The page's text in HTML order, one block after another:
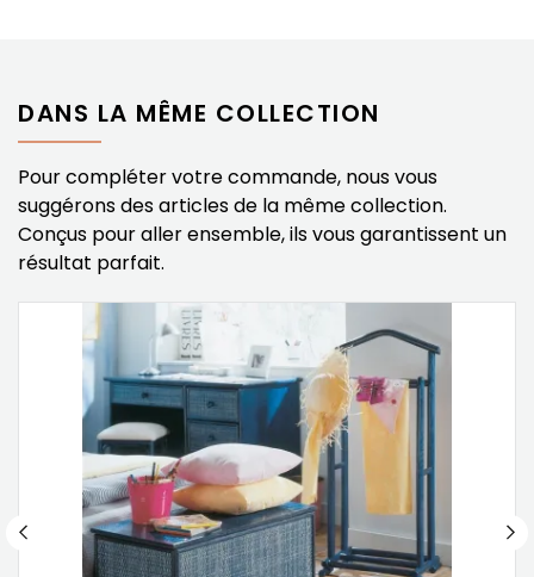
DANS LA MÊME COLLECTION
Pour compléter votre commande, nous vous
suggérons des articles de la même collection.
Conçus pour aller ensemble, ils vous garantissent un
résultat parfait.